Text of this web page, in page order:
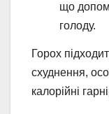
що
голоду.
Горох
схуднення,
калорійні